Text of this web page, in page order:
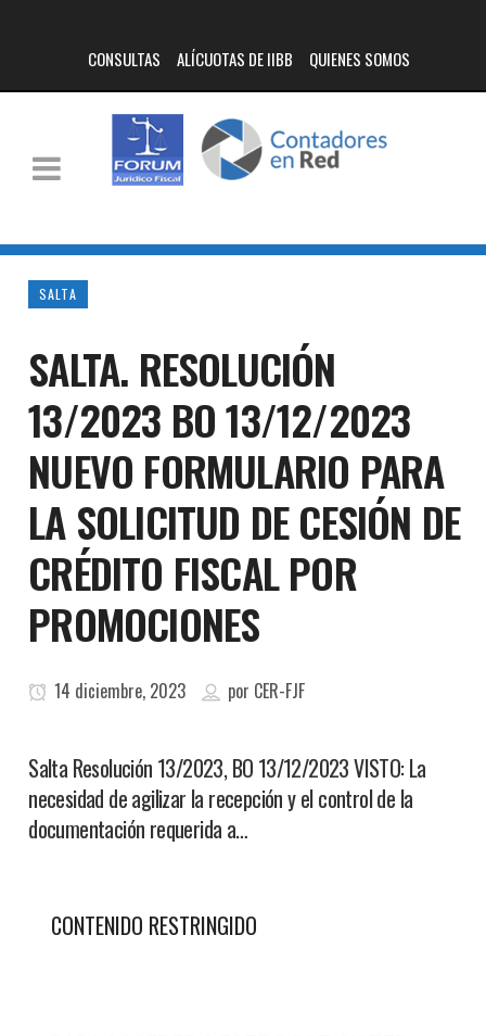
CONSULTAS ALÍCUOTAS DE IIBB QUIENES SOMOS
SALTA
SALTA. RESOLUCIÓN
13/2023 BO 13/12/2023
NUEVO FORMULARIO PARA
LA SOLICITUD DE CESIÓN DE
CRÉDITO FISCAL POR
PROMOCIONES
14 diciembre, 2023 por CER-FJF
Salta Resolución 13/2023, BO 13/12/2023 VISTO: La
necesidad de agilizar la recepción y el control de la
documentación requerida a…
CONTENIDO RESTRINGIDO